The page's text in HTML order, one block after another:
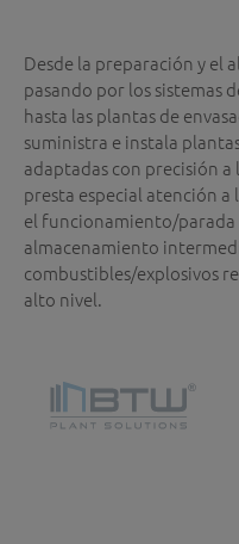
Desde la preparación y el
pasando por los sistemas
hasta las plantas de
suministra e instala
adaptadas con precisión a
presta especial atención
el funcionamiento/parada
almacenamiento
combustibles/explosivos
alto nivel.